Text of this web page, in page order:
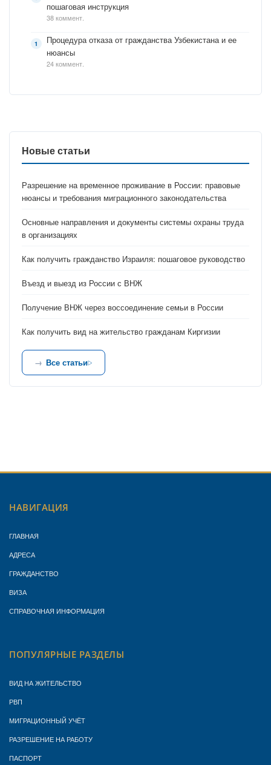
пошаговая инструкция
38 коммент.
Процедура отказа от гражданства Узбекистана и ее
нюансы
24 коммент.
Новые статьи
Разрешение на временное проживание в России: правовые
нюансы и требования миграционного законодательства
Основные направления и документы системы охраны труда
в организациях
Как получить гражданство Израиля: пошаговое руководство
Въезд и выезд из России с ВНЖ
Получение ВНЖ через воссоединение семьи в России
Как получить вид на жительство гражданам Киргизии
Все статьи
НАВИГАЦИЯ
ГЛАВНАЯ
АДРЕСА
ГРАЖДАНСТВО
ВИЗА
СПРАВОЧНАЯ ИНФОРМАЦИЯ
ПОПУЛЯРНЫЕ РАЗДЕЛЫ
ВИД НА ЖИТЕЛЬСТВО
РВП
МИГРАЦИОННЫЙ УЧЁТ
РАЗРЕШЕНИЕ НА РАБОТУ
ПАСПОРТ